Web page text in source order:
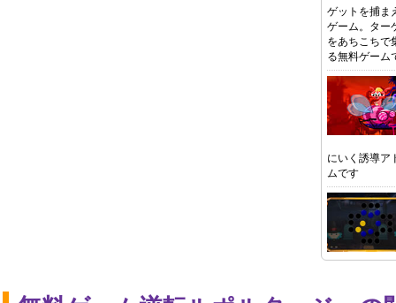
ゲットを捕ま
ゲーム。ター
をあちこちで
る無料ゲーム
にいく誘導ア
ムです